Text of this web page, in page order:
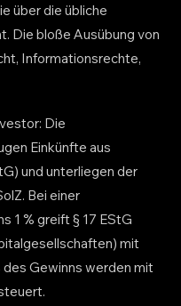
über die übliche
Die bloße Ausübung von
Informationsrechte,
Die
Einkünfte aus
und unterliegen der
Bei einer
1 % greift § 17 EStG
mit
Gewinns werden mit